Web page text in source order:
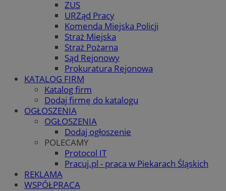
ZUS
URZąd Pracy
Komenda Miejska Policji
Straż Miejska
Straż Pożarna
Sąd Rejonowy
Prokuratura Rejonowa
KATALOG FIRM
Katalog firm
Dodaj firmę do katalogu
OGŁOSZENIA
OGŁOSZENIA
Dodaj ogłoszenie
POLECAMY
Protocol IT
Pracuj.pl - praca w Piekarach Śląskich
REKLAMA
WSPÓŁPRACA